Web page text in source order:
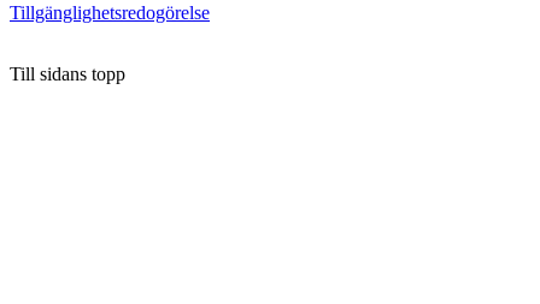
Tillgänglighetsredogörelse
Till sidans topp